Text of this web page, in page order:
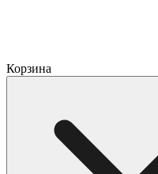
Корзина